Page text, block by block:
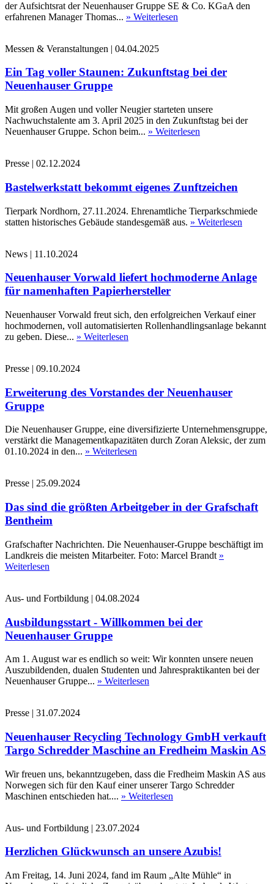
der Aufsichtsrat der Neuenhauser Gruppe SE & Co. KGaA den
erfahrenen Manager Thomas... » Weiterlesen
Messen & Veranstaltungen | 04.04.2025
Ein Tag voller Staunen: Zukunftstag bei der
Neuenhauser Gruppe
Mit großen Augen und voller Neugier starteten unsere
Nachwuchstalente am 3. April 2025 in den Zukunftstag bei der
Neuenhauser Gruppe. Schon beim... » Weiterlesen
Presse | 02.12.2024
Bastelwerkstatt bekommt eigenes Zunftzeichen
Tierpark Nordhorn, 27.11.2024. Ehrenamtliche Tierparkschmiede
statten historisches Gebäude standesgemäß aus. » Weiterlesen
News | 11.10.2024
Neuenhauser Vorwald liefert hochmoderne Anlage
für namenhaften Papierhersteller
Neuenhauser Vorwald freut sich, den erfolgreichen Verkauf einer
hochmodernen, voll automatisierten Rollenhandlingsanlage bekannt
zu geben. Diese... » Weiterlesen
Presse | 09.10.2024
Erweiterung des Vorstandes der Neuenhauser
Gruppe
Die Neuenhauser Gruppe, eine diversifizierte Unternehmensgruppe,
verstärkt die Managementkapazitäten durch Zoran Aleksic, der zum
01.10.2024 in den... » Weiterlesen
Presse | 25.09.2024
Das sind die größten Arbeitgeber in der Grafschaft
Bentheim
Grafschafter Nachrichten. Die Neuenhauser-Gruppe beschäftigt im
Landkreis die meisten Mitarbeiter. Foto: Marcel Brandt »
Weiterlesen
Aus- und Fortbildung | 04.08.2024
Ausbildungsstart - Willkommen bei der
Neuenhauser Gruppe
Am 1. August war es endlich so weit: Wir konnten unsere neuen
Auszubildenden, dualen Studenten und Jahrespraktikanten bei der
Neuenhauser Gruppe... » Weiterlesen
Presse | 31.07.2024
Neuenhauser Recycling Technology GmbH verkauft
Targo Schredder Maschine an Fredheim Maskin AS
Wir freuen uns, bekanntzugeben, dass die Fredheim Maskin AS aus
Norwegen sich für den Kauf einer unserer Targo Schredder
Maschinen entschieden hat.... » Weiterlesen
Aus- und Fortbildung | 23.07.2024
Herzlichen Glückwunsch an unsere Azubis!
Am Freitag, 14. Juni 2024, fand im Raum „Alte Mühle“ in